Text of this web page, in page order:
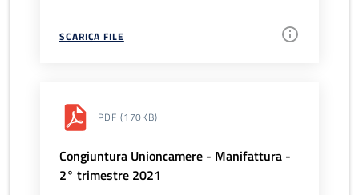
SCARICA FILE
PDF (170KB)
Congiuntura Unioncamere - Manifattura -
2° trimestre 2021